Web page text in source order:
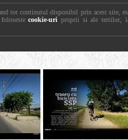
tot continutul disponibil prin acest site,
folosestecookie-uri proprii si ale tertilor,